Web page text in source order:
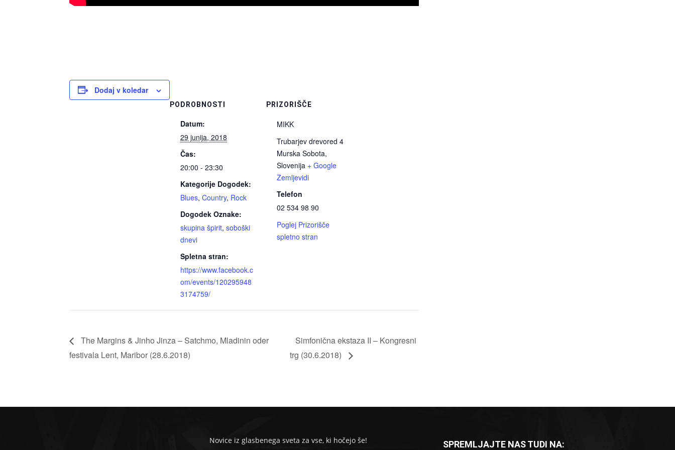
Dodaj v koledar
PODROBNOSTI
Datum:
29 junija, 2018
Čas:
20:00 - 23:30
Kategorije Dogodek:
Blues, Country, Rock
Dogodek Oznake:
skupina špirit, soboški
dnevi
Spletna stran:
https://www.facebook.c
om/events/120295948
3174759/
PRIZORIŠČE
MIKK
Trubarjev drevored 4
Murska Sobota,
Slovenija + Google
Zemljevidi
Telefon
02 534 98 90
Poglej Prizorišče
spletno stran
The Margins & Jinho Jinza – Satchmo, Mladinin oder
festivala Lent, Maribor (28.6.2018)
Simfonična ekstaza II – Kongresni
trg (30.6.2018)
Novice iz glasbenega sveta za vse, ki hočejo še! SPREMLJAJTE NAS TUDI NA: